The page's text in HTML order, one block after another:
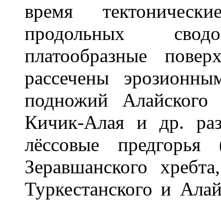
время
продольных
платообразные
рассечены
подножий Алайского
Кичик-Алая и др.
лёссовые
Зеравшанского
Туркестанского и